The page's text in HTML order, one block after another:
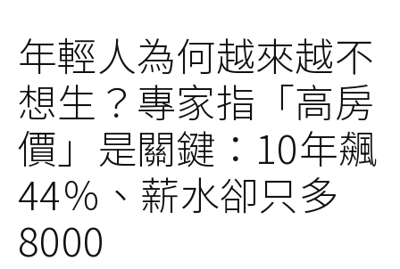
年輕人為何越來越不
想生？專家指「高房
價」是關鍵：10年飆
44％、薪水卻只多
8000